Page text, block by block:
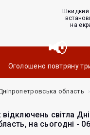
Швидкий
на
Оголошено повтряну
область
відключень світла
на сьогодні -